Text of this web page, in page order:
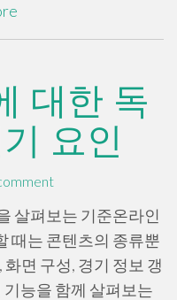
대한 독
요인
살펴보는 기준온라인
때는 콘텐츠의 종류뿐
면 구성, 경기 정보 갱
기능을 함께 살펴보는